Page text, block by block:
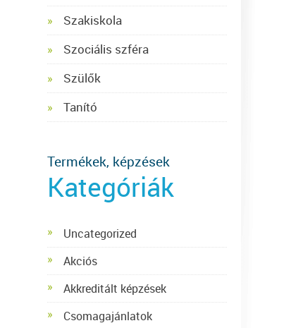
Szakiskola
Szociális szféra
Szülők
Tanító
Termékek, képzések
Kategóriák
Uncategorized
Akciós
Akkreditált képzések
Csomagajánlatok